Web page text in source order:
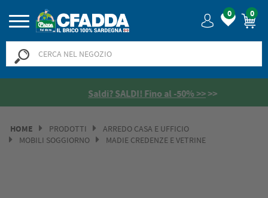
0 0
Saldi? SALDI! Fino al -50% >>>>
HOME PRODOTTI
ARREDO CASA E UFFICIO
MOBILI SOGGIORNO
MADIE CREDENZE E VETRINE